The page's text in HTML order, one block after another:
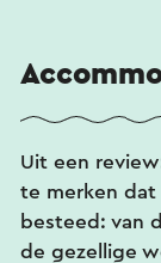
Ontbijt: het
Hygiëne en
hoge cijfers
de kwaliteit
Uit een
te merken dat
besteed: van
de gezellige